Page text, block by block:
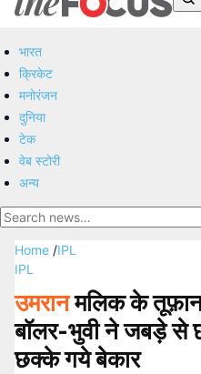
भारत
क्रिकेट
मनोरंजन
दुनिया
टेक
वेब स्टोरी
अन्य
Home /IPL
IPL
उमरानमलिक के तूफ़ान
बॉलर-भुवी ने जबड़े से
छक्के गये बेकार